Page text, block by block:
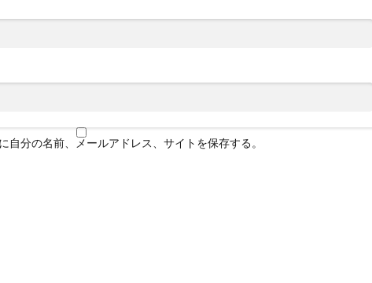
分の名前、メールアドレス、サイトを保存する。